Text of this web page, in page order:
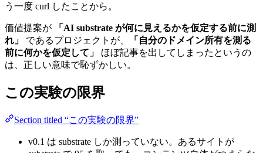
う一度 curl したことから。
価値提案が
「AI substrate が何に見えるかを仮定する前に測
れ」
であるプロジェクトが、
「自分のドメイン所有を測る
前に何かを仮定して」
ほぼ記事を出してしまったというの
は、正しい意味で恥ずかしい。
この実験の限界
Section titled “この実験の限界”
v0.1 は substrate しか測っていない。あるサイトが